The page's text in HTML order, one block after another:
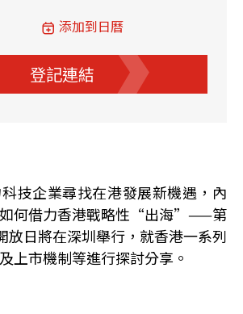
添加到日曆
登記連結
技企業尋找在港發展新機遇，內
如何借力香港戰略性“出海”——第
放日將在深圳舉行，就香港一系列
上市機制等進行探討分享。